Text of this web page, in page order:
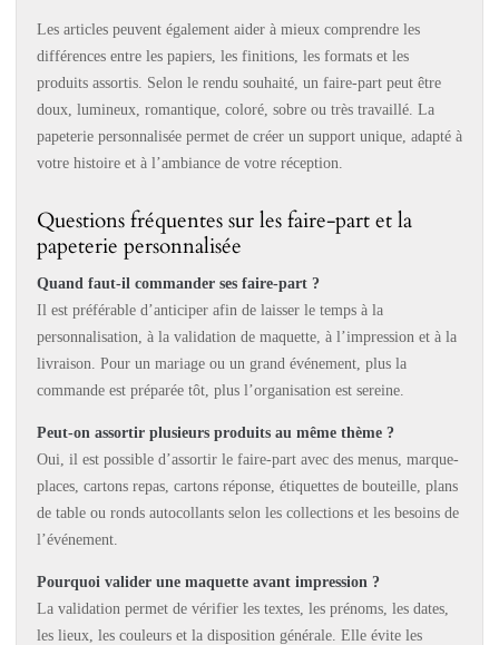
Les articles peuvent également aider à mieux comprendre les
différences entre les papiers, les finitions, les formats et les
produits assortis. Selon le rendu souhaité, un faire-part peut être
doux, lumineux, romantique, coloré, sobre ou très travaillé. La
papeterie personnalisée permet de créer un support unique, adapté à
votre histoire et à l’ambiance de votre réception.
Questions fréquentes sur les faire-part et la
papeterie personnalisée
Quand faut-il commander ses faire-part ?
Il est préférable d’anticiper afin de laisser le temps à la
personnalisation, à la validation de maquette, à l’impression et à la
livraison. Pour un mariage ou un grand événement, plus la
commande est préparée tôt, plus l’organisation est sereine.
Peut-on assortir plusieurs produits au même thème ?
Oui, il est possible d’assortir le faire-part avec des menus, marque-
places, cartons repas, cartons réponse, étiquettes de bouteille, plans
de table ou ronds autocollants selon les collections et les besoins de
l’événement.
Pourquoi valider une maquette avant impression ?
La validation permet de vérifier les textes, les prénoms, les dates,
les lieux, les couleurs et la disposition générale. Elle évite les